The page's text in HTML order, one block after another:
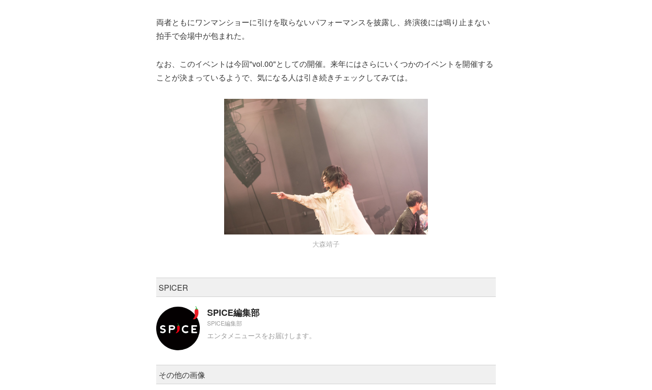
両者ともにワンマンショーに引けを取らないパフォーマンスを披露し、終演後には鳴り止まない
拍手で会場中が包まれた。
なお、このイベントは今回"vol.00"としての開催。来年にはさらにいくつかのイベントを開催する
ことが決まっているようで、気になる人は引き続きチェックしてみては。
大森靖子
SPICER
SPICE編集部
SPICE編集部
エンタメニュースをお届けします。
その他の画像